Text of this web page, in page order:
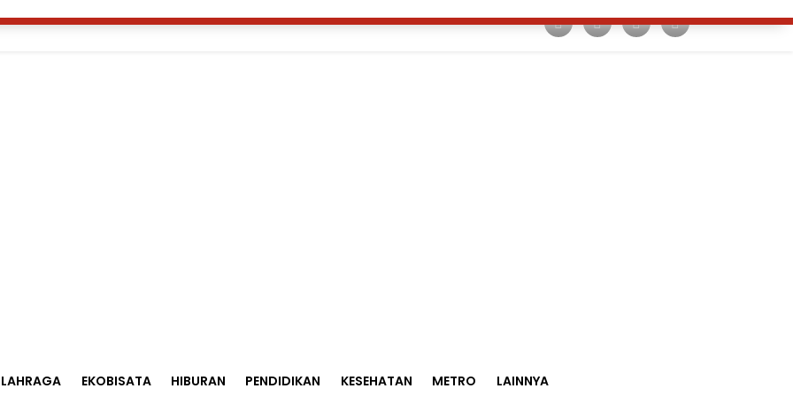
EKOBISATA HIBURAN PENDIDIKAN KESEHATAN METRO LAINNYA
Partner Official Ticket memberi kemudahan